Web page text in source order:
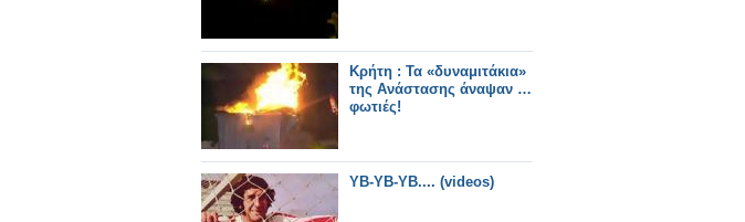
Κρήτη : Τα «δυναμιτάκια»
της Ανάστασης άναψαν …
φωτιές!
YB-YB-YB.... (videos)